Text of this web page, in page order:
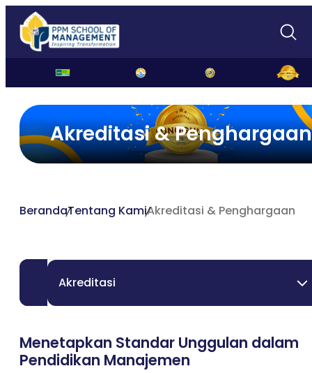
Akreditasi & Penghargaan
BerandaTentang KamiAkreditasi & Penghargaan
Akreditasi
Menetapkan Standar Unggulan dalam
Pendidikan Manajemen